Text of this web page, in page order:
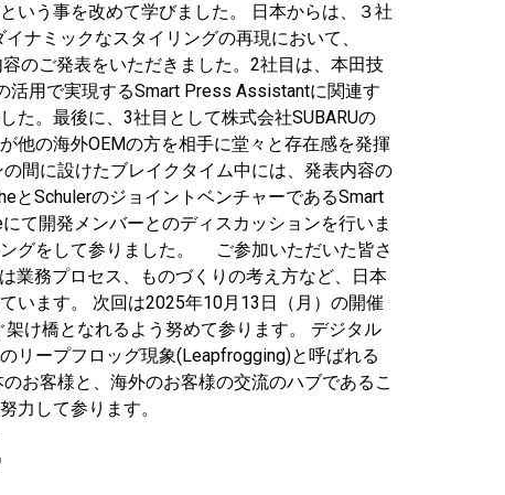
いう事を改めて学びました。 日本からは、３社
ナミックなスタイリングの再現において、
のご発表をいただきました。2社目は、本田技
活用で実現するSmart Press Assistantに関連す
た。最後に、3社目として株式会社SUBARUの
他の海外OEMの方を相手に堂々と存在感を発揮
間に設けたブレイクタイム中には、発表内容の
とSchulerのジョイントベンチャーであるSmart
て開発メンバーとのディスカッションを行いま
グをして参りました。 ご参加いただいた皆さ
業務プロセス、ものづくりの考え方など、日本
います。 次回は2025年10月13日（月）の開催
け橋となれるよう努めて参ります。 デジタル
リープフロッグ現象(Leapfrogging)と呼ばれる
お客様と、海外のお客様の交流のハブであるこ
力して参ります。